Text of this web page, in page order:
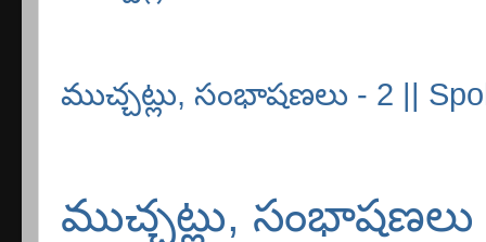
ముచ్చట్లు, సంభాషణలు - 2 ||
ముచ్చట్లు, సంభాషణలు